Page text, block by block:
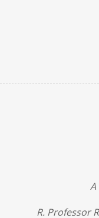
A
R. Professor